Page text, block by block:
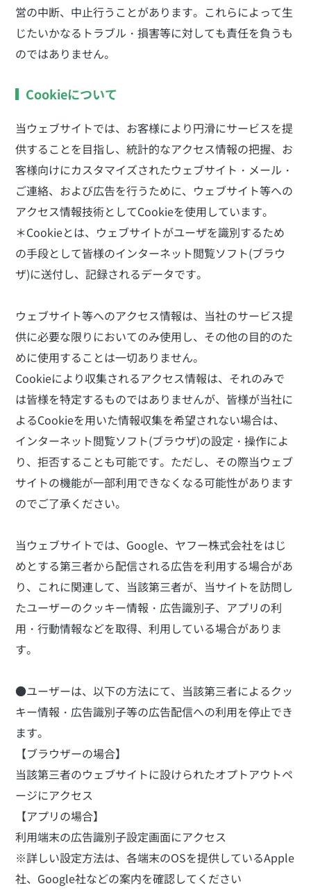
営の中断、中止行うことがあります。これらによって生
じたいかなるトラブル・損害等に対しても責任を負うも
のではありません。
Cookieについて
当ウェブサイトでは、お客様により円滑にサービスを提
供することを目指し、統計的なアクセス情報の把握、お
客様向けにカスタマイズされたウェブサイト・メール・
ご連絡、および広告を行うために、ウェブサイト等への
アクセス情報技術としてCookieを使用しています。
＊Cookieとは、ウェブサイトがユーザを識別するため
の手段として皆様のインターネット閲覧ソフト(ブラウ
ザ)に送付し、記録されるデータです。
ウェブサイト等へのアクセス情報は、当社のサービス提
供に必要な限りにおいてのみ使用し、その他の目的のた
めに使用することは一切ありません。
Cookieにより収集されるアクセス情報は、それのみで
は皆様を特定するものではありませんが、皆様が当社に
よるCookieを用いた情報収集を希望されない場合は、
インターネット閲覧ソフト(ブラウザ)の設定・操作によ
り、拒否することも可能です。ただし、その際当ウェブ
サイトの機能が一部利用できなくなる可能性があります
のでご了承ください。
当ウェブサイトでは、Google、ヤフー株式会社をはじ
めとする第三者から配信される広告を利用する場合があ
り、これに関連して、当該第三者が、当サイトを訪問し
たユーザーのクッキー情報・広告識別子、アプリの利
用・行動情報などを取得、利用している場合がありま
す。
●ユーザーは、以下の方法にて、当該第三者によるクッ
キー情報・広告識別子等の広告配信への利用を停止でき
ます。
【ブラウザーの場合】
当該第三者のウェブサイトに設けられたオプトアウトペ
ージにアクセス
【アプリの場合】
利用端末の広告識別子設定画面にアクセス
※詳しい設定方法は、各端末のOSを提供しているApple
社、Google社などの案内を確認してください